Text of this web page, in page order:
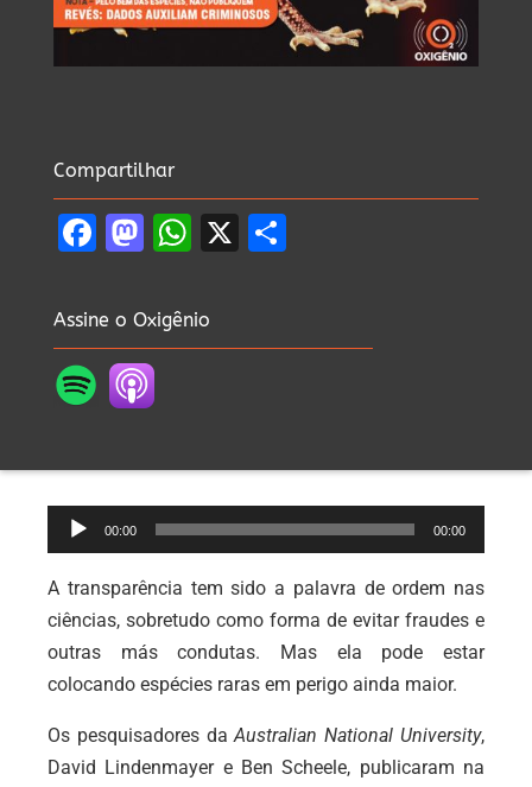
Compartilhar
Facebook
Mastodon
WhatsApp
X
Assine o Oxigênio
Tocador
de
áudio
00:00 00:00
A transparência tem sido a palavra de ordem nas
ciências, sobretudo como forma de evitar fraudes e
outras más condutas. Mas ela pode estar
colocando espécies raras em perigo ainda maior.
Os pesquisadores daAustralian National University,
David Lindenmayer e Ben Scheele, publicaram na